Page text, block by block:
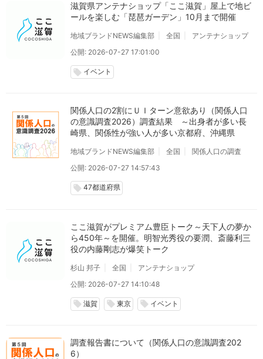
滋賀県アンテナショップ「ここ滋賀」屋上で地ビ
ールを楽しむ「琵琶ガーデン」10月まで開催
地域ブランドNEWS編集部 全国
アンテナショップ
公開: 2026-07-27 17:01:00
local_offer イベント
関係人口の2割にＵＩターン意欲あり（関係人口
の意識調査2026）調査結果 ～出身者が多い長
崎県、関係性が強い人が多い京都府、沖縄県
地域ブランドNEWS編集部 全国
関係人口の調査
公開: 2026-07-27 14:57:43
local_offer 47都道府県
ここ滋賀がプレミアム豊臣トーク～天下人の夢か
ら450年～を開催。明智光秀役の要潤、斎藤利三
役の内藤剛志が爆笑トーク
杉山 邦子 全国
アンテナショップ
公開: 2026-07-27 14:10:48
local_offer 滋賀 local_offer 東京 local_offer イベント
調査報告書について（関係人口の意識調査202
6）